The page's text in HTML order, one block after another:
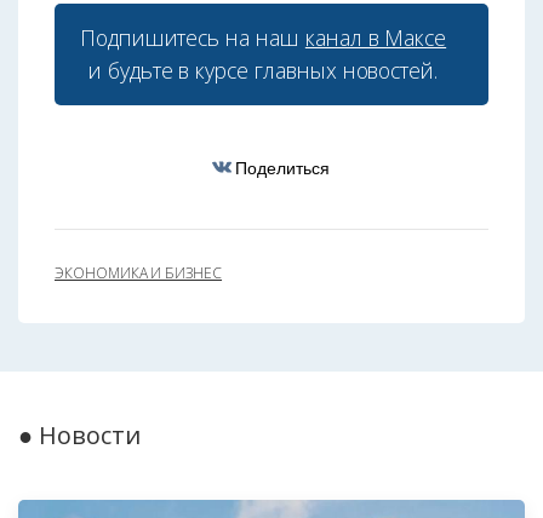
Подпишитесь на наш канал в Максе
и будьте в курсе главных новостей.
Поделиться
ЭКОНОМИКА И БИЗНЕС
● Новости